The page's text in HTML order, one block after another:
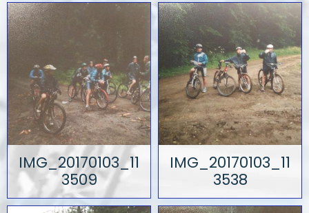
IMG_20170103_11
3509
IMG_20170103_11
3538